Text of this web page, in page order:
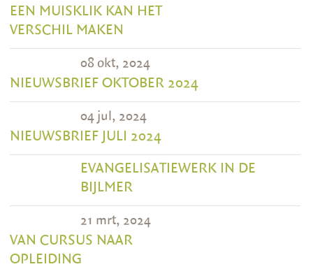
EEN MUISKLIK KAN HET
VERSCHIL MAKEN
08 okt, 2024
NIEUWSBRIEF OKTOBER 2024
04 jul, 2024
NIEUWSBRIEF JULI 2024
EVANGELISATIEWERK IN DE
BIJLMER
21 mrt, 2024
VAN CURSUS NAAR
OPLEIDING